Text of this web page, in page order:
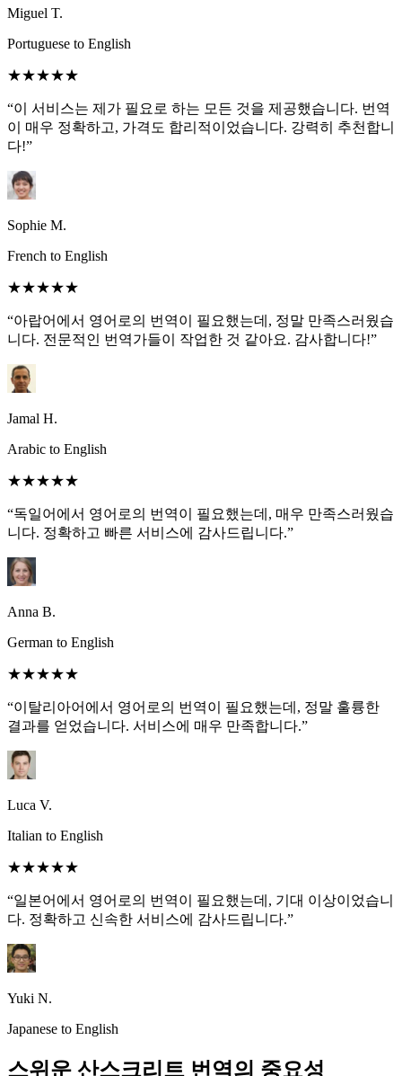
Miguel T.
Portuguese to English
★★★★★
“이 서비스는 제가 필요로 하는 모든 것을 제공했습니다. 번역
이 매우 정확하고, 가격도 합리적이었습니다. 강력히 추천합니
다!”
Sophie M.
French to English
★★★★★
“아랍어에서 영어로의 번역이 필요했는데, 정말 만족스러웠습
니다. 전문적인 번역가들이 작업한 것 같아요. 감사합니다!”
Jamal H.
Arabic to English
★★★★★
“독일어에서 영어로의 번역이 필요했는데, 매우 만족스러웠습
니다. 정확하고 빠른 서비스에 감사드립니다.”
Anna B.
German to English
★★★★★
“이탈리아어에서 영어로의 번역이 필요했는데, 정말 훌륭한
결과를 얻었습니다. 서비스에 매우 만족합니다.”
Luca V.
Italian to English
★★★★★
“일본어에서 영어로의 번역이 필요했는데, 기대 이상이었습니
다. 정확하고 신속한 서비스에 감사드립니다.”
Yuki N.
Japanese to English
스위운 산스크리트 번역의 중요성